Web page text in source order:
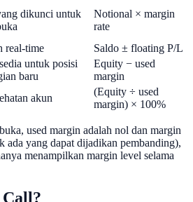
dikunci untuk
Notional × margin
rate
real-time
Saldo ± floating P/L
untuk posisi
baru
Equity − used
margin
akun
(Equity ÷ used
margin) × 100%
used margin adalah nol dan margin
ada yang dapat dijadikan pembanding),
menampilkan margin level selama